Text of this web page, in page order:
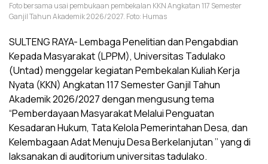
Foto bersama usai pembukaan pembekalan KKN Angkatan 117 Semester
Ganjil Tahun Akademik 2026/2027. Foto: Humas
SULTENG RAYA- Lembaga Penelitian dan Pengabdian
Kepada Masyarakat (LPPM), Universitas Tadulako
(Untad) menggelar kegiatan Pembekalan Kuliah Kerja
Nyata (KKN) Angkatan 117 Semester Ganjil Tahun
Akademik 2026/2027 dengan mengusung tema
“Pemberdayaan Masyarakat Melalui Penguatan
Kesadaran Hukum, Tata Kelola Pemerintahan Desa, dan
Kelembagaan Adat Menuju Desa Berkelanjutan ’’ yang di
laksanakan di auditorium universitas tadulako.